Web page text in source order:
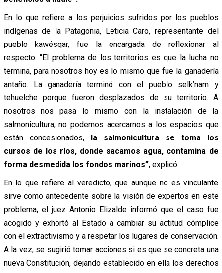
En lo que refiere a los perjuicios sufridos por los pueblos
indígenas de la Patagonia, Leticia Caro, representante del
pueblo kawésqar, fue la encargada de reflexionar al
respecto: “El problema de los territorios es que la lucha no
termina, para nosotros hoy es lo mismo que fue la ganadería
antaño. La ganadería terminó con el pueblo selk’nam y
tehuelche porque fueron desplazados de su territorio. A
nosotros nos pasa lo mismo con la instalación de la
salmonicultura, no podemos acercarnos a los espacios que
están concesionados,la salmonicultura se toma los
cursos de los ríos, donde sacamos agua, contamina de
forma desmedida los fondos marinos”, explicó.
En lo que refiere al veredicto, que aunque no es vinculante
sirve como antecedente sobre la visión de expertos en este
problema, el juez Antonio Elizalde informó que el caso fue
acogido y exhortó al Estado a cambiar su actitud cómplice
con el extractivismo y a respetar los lugares de conservación.
A la vez, se sugirió tomar acciones si es que se concreta una
nueva Constitución, dejando establecido en ella los derechos